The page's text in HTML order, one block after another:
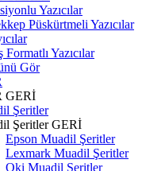
Yazıcılar
Püskürtmeli Yazıcılar
Formatlı Yazıcılar
Gör
GERİ
Şeritler
ŞeritlerGERİ
Epson Muadil Şeritler
Lexmark Muadil Şeritler
Oki Muadil Şeritler